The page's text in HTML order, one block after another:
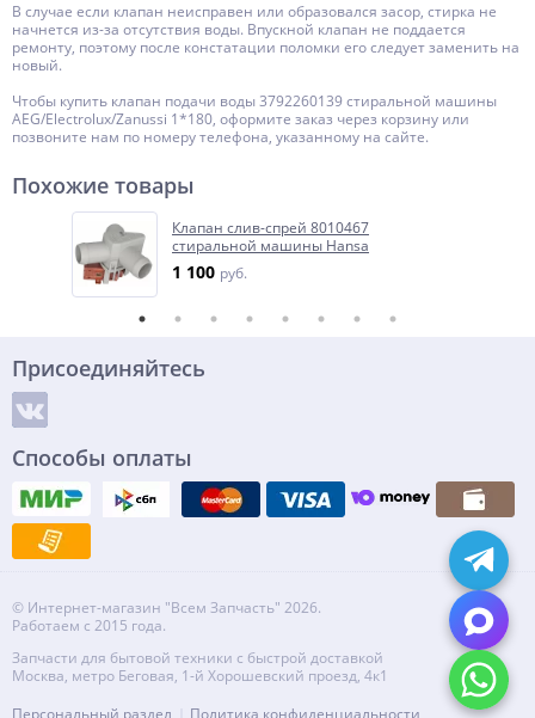
В случае если клапан неисправен или образовался засор, стирка не
начнется из-за отсутствия воды. Впускной клапан не поддается
ремонту, поэтому после констатации поломки его следует заменить на
новый.
Чтобы купить клапан подачи воды 3792260139 стиральной машины
AEG/Electrolux/Zanussi 1*180, оформите заказ через корзину или
позвоните нам по номеру телефона, указанному на сайте.
Похожие товары
Клапан слив-спрей 8010467
стиральной машины Hansa
1 100 руб.
Присоединяйтесь
Способы оплаты
© Интернет-магазин "Всем Запчасть" 2026.
Работаем с 2015 года.
Запчасти для бытовой техники с быстрой доставкой
Москва, метро Беговая, 1-й Хорошевский проезд, 4к1
Персональный раздел
Политика конфиденциальности